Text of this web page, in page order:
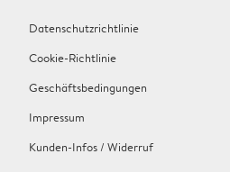
Datenschutzrichtlinie
Cookie-Richtlinie
Geschäftsbedingungen
Impressum
Kunden-Infos / Widerruf